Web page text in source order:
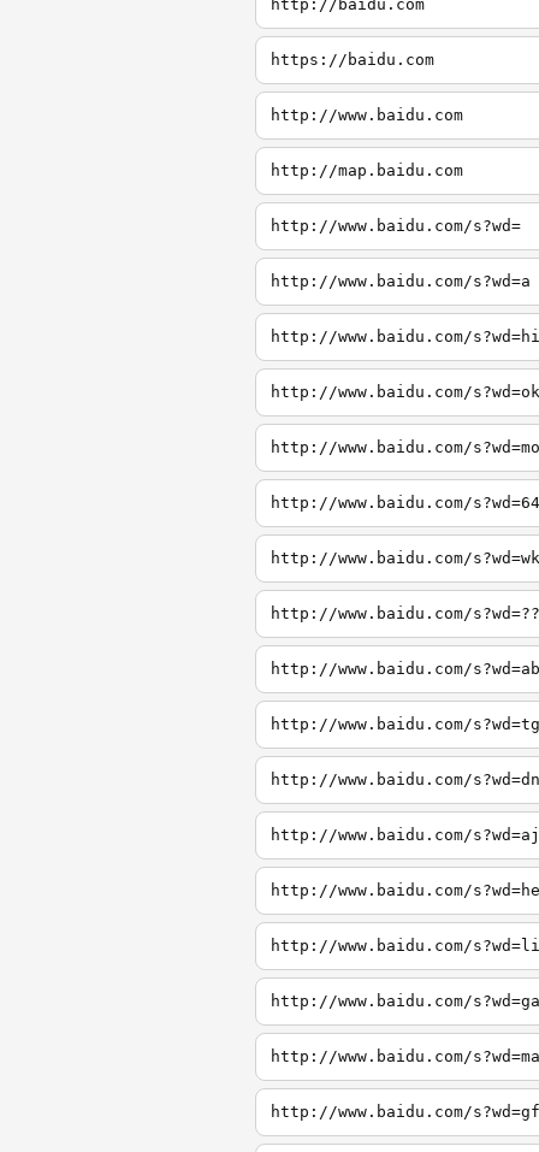
http://baidu.com
https://baidu.com
http://www.baidu.com
http://map.baidu.com
http://www.baidu.com/s?wd=
http://www.baidu.com/s?wd=a
http://www.baidu.com/s?wd=hi
http://www.baidu.com/s?wd=ok
http://www.baidu.com/s?wd=mo
http://www.baidu.com/s?wd=64
http://www.baidu.com/s?wd=wk
http://www.baidu.com/s?wd=??
http://www.baidu.com/s?wd=ab
http://www.baidu.com/s?wd=tg
http://www.baidu.com/s?wd=dn
http://www.baidu.com/s?wd=aj
http://www.baidu.com/
http://www.baidu.com/
http://www.baidu.com/
http://www.baidu.com/
http://www.baidu.com/